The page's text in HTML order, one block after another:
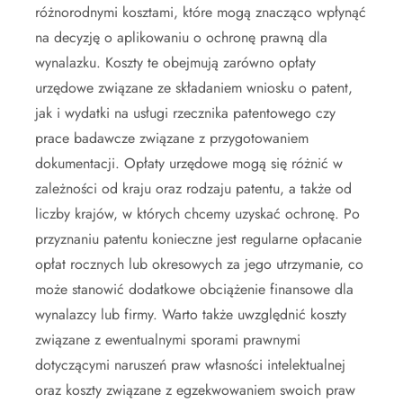
różnorodnymi kosztami, które mogą znacząco wpłynąć
na decyzję o aplikowaniu o ochronę prawną dla
wynalazku. Koszty te obejmują zarówno opłaty
urzędowe związane ze składaniem wniosku o patent,
jak i wydatki na usługi rzecznika patentowego czy
prace badawcze związane z przygotowaniem
dokumentacji. Opłaty urzędowe mogą się różnić w
zależności od kraju oraz rodzaju patentu, a także od
liczby krajów, w których chcemy uzyskać ochronę. Po
przyznaniu patentu konieczne jest regularne opłacanie
opłat rocznych lub okresowych za jego utrzymanie, co
może stanowić dodatkowe obciążenie finansowe dla
wynalazcy lub firmy. Warto także uwzględnić koszty
związane z ewentualnymi sporami prawnymi
dotyczącymi naruszeń praw własności intelektualnej
oraz koszty związane z egzekwowaniem swoich praw